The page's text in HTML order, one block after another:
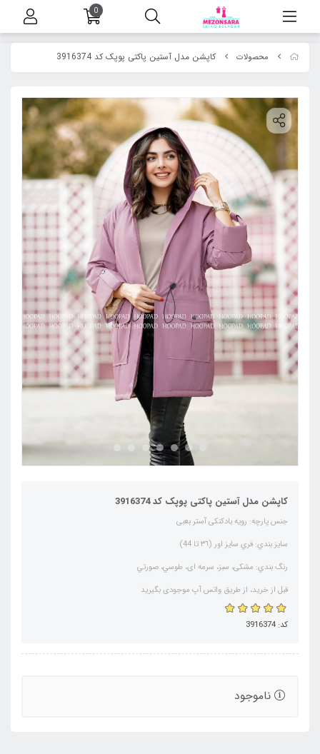
محصولات کاپشن مدل آستین پاکتی پوپک کد 3916374
کاپشن مدل آستین پاکتی پوپک کد 3916374
جنس پارچه: رویه بادکنکی آستر بعبی
سايز بندي: فري سايز اور (٣٦ تا 44)
رنگ بندي: مشکی، سبز، سرمه ای، طوسي، صورتي
قبل از خرید، از طریق واتس آپ موجودی بگیرید
کد: 3916374
ناموجود
0